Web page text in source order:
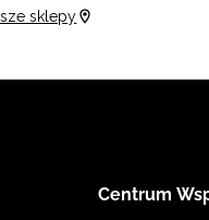
sklepy
Centrum